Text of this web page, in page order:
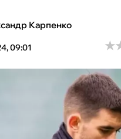
Карпенко
09:01 ★
★